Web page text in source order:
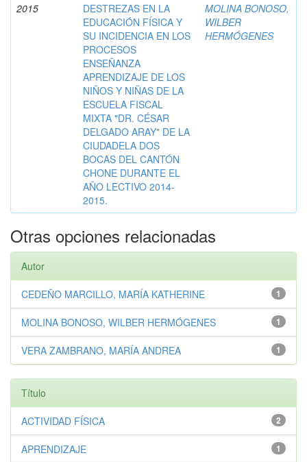
2015
DESTREZAS EN LA
EDUCACIÓN FÍSICA Y
SU INCIDENCIA EN LOS
PROCESOS
ENSEÑANZA
APRENDIZAJE DE LOS
NIÑOS Y NIÑAS DE LA
ESCUELA FISCAL
MIXTA "DR. CÉSAR
DELGADO ARAY" DE LA
CIUDADELA DOS
BOCAS DEL CANTÓN
CHONE DURANTE EL
AÑO LECTIVO 2014-
2015.
MOLINA BONOSO,
WILBER
HERMÓGENES
Otras opciones relacionadas
Autor
1
CEDEÑO MARCILLO, MARÍA KATHERINE
1
MOLINA BONOSO, WILBER HERMÓGENES
1
VERA ZAMBRANO, MARÍA ANDREA
Título
2
ACTIVIDAD FÍSICA
1
APRENDIZAJE